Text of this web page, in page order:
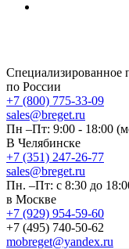
Специализированное
по России
+7 (800) 775-33-09
sales@breget.ru
Пн –Пт: 9:00 - 18:00
В Челябинске
+7 (351) 247-26-77
sales@breget.ru
Пн. –Пт: с 8:30 до
в Москве
+7 (929) 954-59-60
+7 (495) 740-50-62
mobreget@yandex.ru